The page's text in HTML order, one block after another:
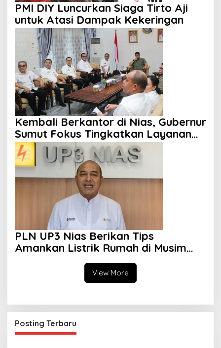
PMI DIY Luncurkan Siaga Tirto Aji
untuk Atasi Dampak Kekeringan
Kembali Berkantor di Nias, Gubernur
Sumut Fokus Tingkatkan Layanan
Kesehatan
PLN UP3 Nias Berikan Tips
Amankan Listrik Rumah di Musim
View More
Posting Terbaru